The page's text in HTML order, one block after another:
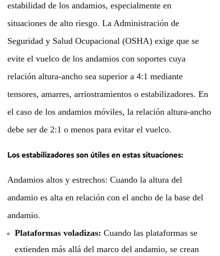
estabilidad de los andamios, especialmente en
situaciones de alto riesgo. La Administración de
Seguridad y Salud Ocupacional (OSHA) exige que se
evite el vuelco de los andamios con soportes cuya
relación altura-ancho sea superior a 4:1 mediante
tensores, amarres, arriostramientos o estabilizadores. En
el caso de los andamios móviles, la relación altura-ancho
debe ser de 2:1 o menos para evitar el vuelco.
Los estabilizadores son útiles en estas situaciones:
Andamios altos y estrechos: Cuando la altura del
andamio es alta en relación con el ancho de la base del
andamio.
Plataformas voladizas: Cuando las plataformas se
extienden más allá del marco del andamio, se crean